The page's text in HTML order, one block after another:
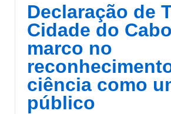
Declaração de
Cidade do
marco no
ciência como
público